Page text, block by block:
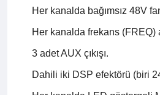
Her kanalda bağımsız 48V
Her kanalda frekans (FREQ)
3 adet AUX çıkışı.
Dahili iki DSP efektörü (biri